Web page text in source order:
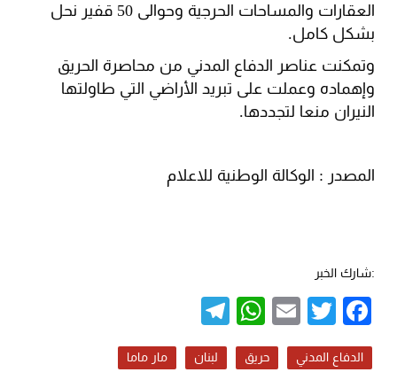
العقارات والمساحات الحرجية وحوالى 50 قفير نحل
بشكل كامل.
وتمكنت عناصر الدفاع المدني من محاصرة الحريق
وإهماده وعملت على تبريد الأراضي التي طاولتها
النيران منعا لتجددها.
المصدر : الوكالة الوطنية للاعلام
:شارك الخبر
Facebook
Twitter
Email
WhatsApp
الدفاع المدني حريق لبنان مار ماما